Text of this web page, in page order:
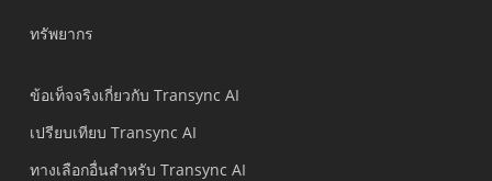
ทรัพยากร
ข้อเท็จจริงเกี่ยวกับ Transync AI
เปรียบเทียบ Transync AI
ทางเลือกอื่นสำหรับ Transync AI